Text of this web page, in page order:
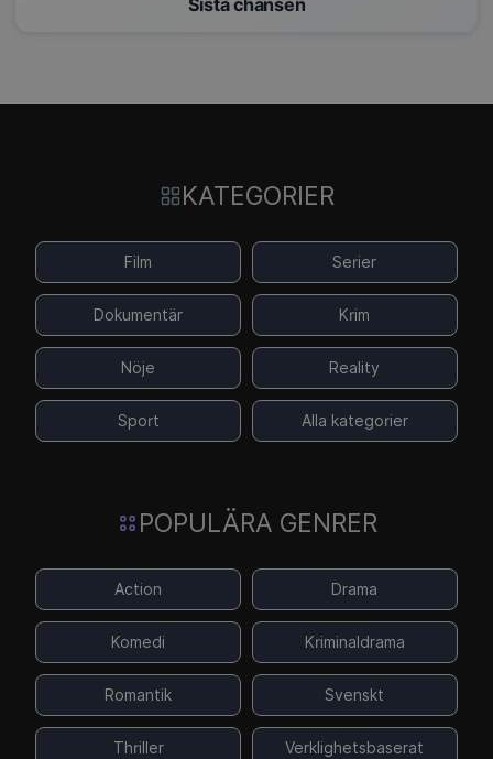
Sista chansen
KATEGORIER
Film Serier
Dokumentär Krim
Nöje Reality
Sport Alla kategorier
POPULÄRA GENRER
Action Drama
Komedi Kriminaldrama
Romantik Svenskt
Thriller Verklighetsbaserat